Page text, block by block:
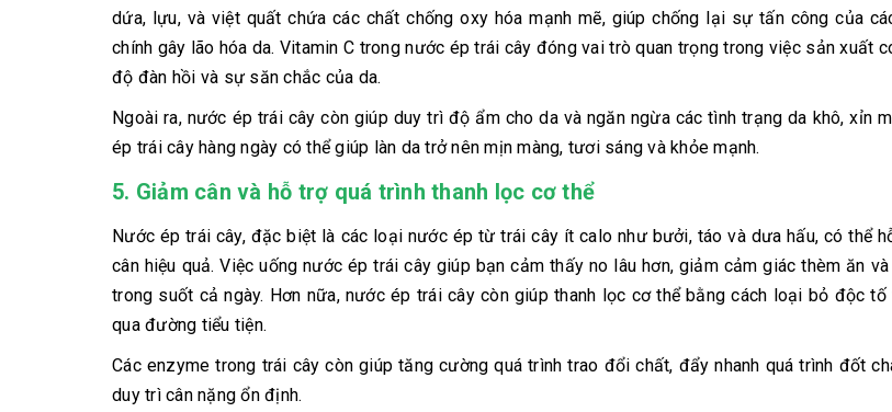
dứa, lựu, và việt quất chứa các chất chống oxy hóa mạnh mẽ, giúp chống lại sự tấn công của
chính gây lão hóa da. Vitamin C trong nước ép trái cây đóng vai trò quan trọng trong việc sản xuất
độ đàn hồi và sự săn chắc của da.
Ngoài ra, nước ép trái cây còn giúp duy trì độ ẩm cho da và ngăn ngừa các tình trạng da khô, xỉn
ép trái cây hàng ngày có thể giúp làn da trở nên mịn màng, tươi sáng và khỏe mạnh.
5. Giảm cân và hỗ trợ quá trình thanh lọc cơ thể
Nước ép trái cây, đặc biệt là các loại nước ép từ trái cây ít calo như bưởi, táo và dưa hấu, có thể
cân hiệu quả. Việc uống nước ép trái cây giúp bạn cảm thấy no lâu hơn, giảm cảm giác thèm ăn
trong suốt cả ngày. Hơn nữa, nước ép trái cây còn giúp thanh lọc cơ thể bằng cách loại bỏ độc
qua đường tiểu tiện.
Các enzyme trong trái cây còn giúp tăng cường quá trình trao đổi chất, đẩy nhanh quá trình đốt
duy trì cân nặng ổn định.